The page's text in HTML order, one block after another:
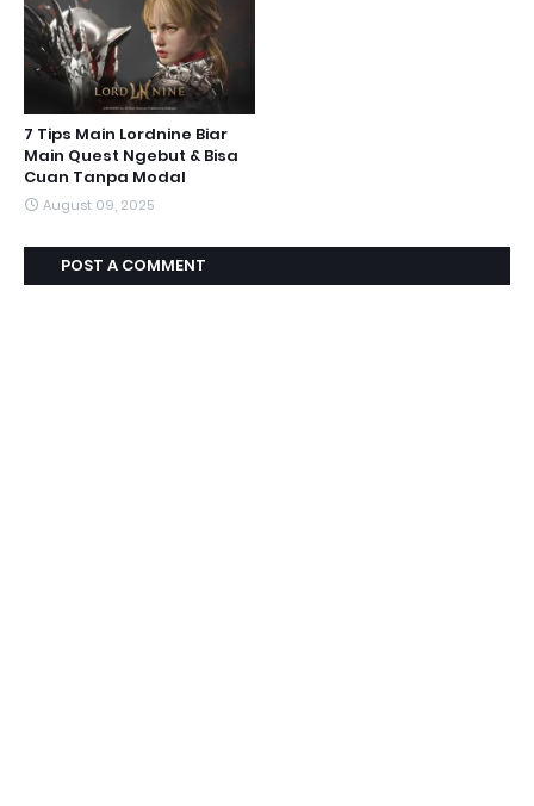
7 Tips Main Lordnine Biar
Main Quest Ngebut & Bisa
Cuan Tanpa Modal
August 09, 2025
POST A COMMENT